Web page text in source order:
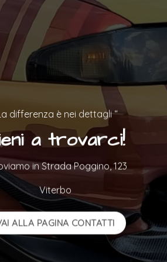
differenza è nei dettagli “
a trovarci!
in Strada Poggino, 123
Viterbo
ALLA PAGINA CONTATTI